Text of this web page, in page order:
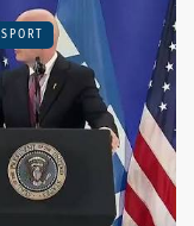
SPORT